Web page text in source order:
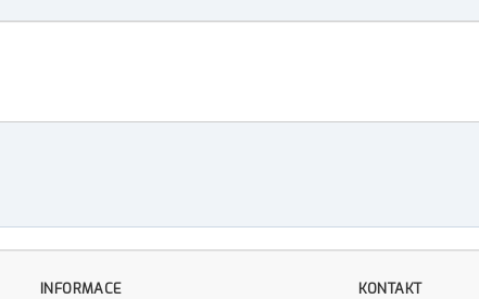
INFORMACE KONTAKT